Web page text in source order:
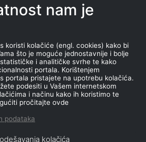
SUDSKIH OBJAVA
SUDSKIH OBJAVA
nam je
koristi kolačiće (engl. cookies) kako bi
što je moguće jednostavnije i bolje
i analitičke svrhe te kako
portala. Korištenjem
portala pristajete na upotrebu kolačića.
podesiti u Vašem internetskom
i načinu kako ih koristimo te
pročitajte ovde
podataka
kolačića